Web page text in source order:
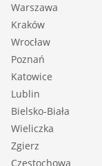
Warszawa
Kraków
Wrocław
Poznań
Katowice
Lublin
Bielsko-Biała
Wieliczka
Zgierz
Częstochowa